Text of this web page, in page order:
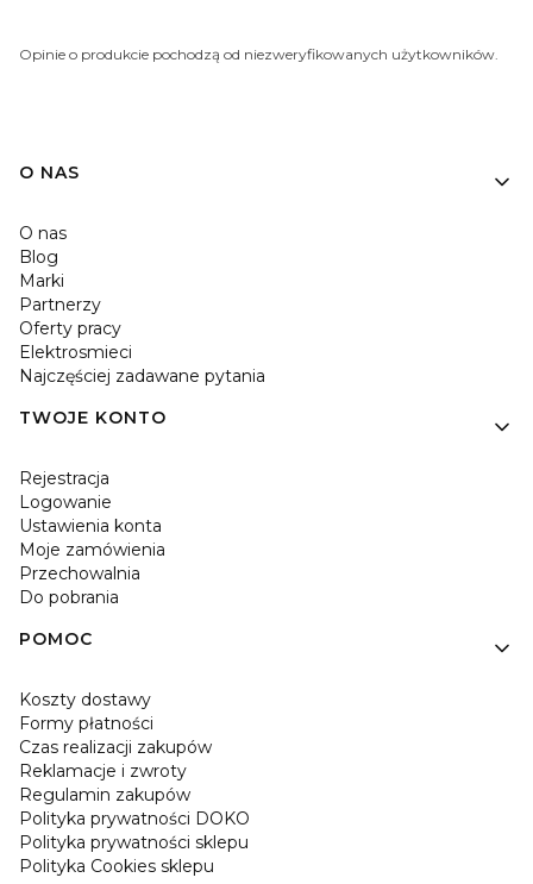
Opinie o produkcie pochodzą od niezweryfikowanych użytkowników.
O NAS
O nas
Blog
Marki
Partnerzy
Oferty pracy
Elektrosmieci
Najczęściej zadawane pytania
TWOJE KONTO
Rejestracja
Logowanie
Ustawienia konta
Moje zamówienia
Przechowalnia
Do pobrania
POMOC
Koszty dostawy
Formy płatności
Czas realizacji zakupów
Reklamacje i zwroty
Regulamin zakupów
Polityka prywatności DOKO
Polityka prywatności sklepu
Polityka Cookies sklepu